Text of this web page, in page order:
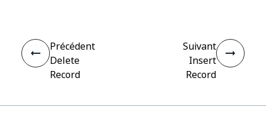
Précédent
Delete
Record
Suivant
Insert
Record